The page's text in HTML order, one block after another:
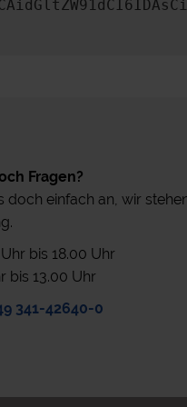
Fragen?
doch einfach an, wir
bis 18.00 Uhr
bis 13.00 Uhr
341-42640-0